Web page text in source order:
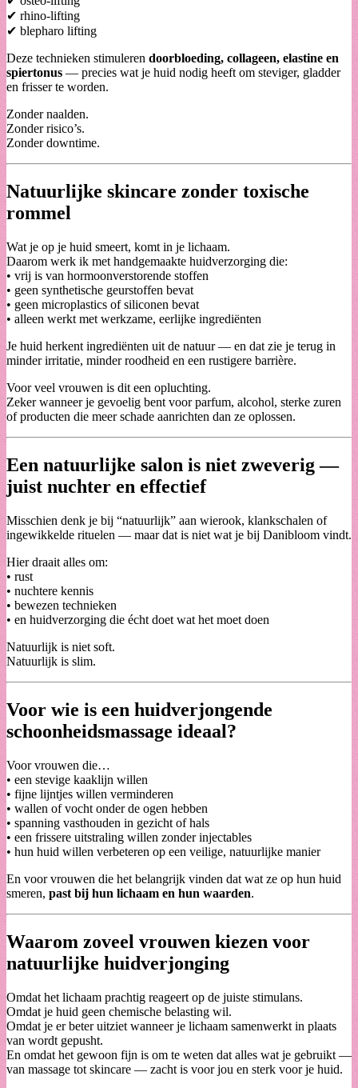
✔ rhino-lifting
✔ blepharo lifting
Deze technieken stimuleren doorbloeding, collageen, elastine en
spiertonus — precies wat je huid nodig heeft om steviger, gladder
en frisser te worden.
Zonder naalden.
Zonder risico’s.
Zonder downtime.
Natuurlijke skincare zonder toxische
rommel
Wat je op je huid smeert, komt in je lichaam.
Daarom werk ik met handgemaakte huidverzorging die:
• vrij is van hormoonverstorende stoffen
• geen synthetische geurstoffen bevat
• geen microplastics of siliconen bevat
• alleen werkt met werkzame, eerlijke ingrediënten
Je huid herkent ingrediënten uit de natuur — en dat zie je terug in
minder irritatie, minder roodheid en een rustigere barrière.
Voor veel vrouwen is dit een opluchting.
Zeker wanneer je gevoelig bent voor parfum, alcohol, sterke zuren
of producten die meer schade aanrichten dan ze oplossen.
Een natuurlijke salon is niet zweverig —
juist nuchter en effectief
Misschien denk je bij “natuurlijk” aan wierook, klankschalen of
ingewikkelde rituelen — maar dat is niet wat je bij Danibloom vindt.
Hier draait alles om:
• rust
• nuchtere kennis
• bewezen technieken
• en huidverzorging die écht doet wat het moet doen
Natuurlijk is niet soft.
Natuurlijk is slim.
Voor wie is een huidverjongende
schoonheidsmassage ideaal?
Voor vrouwen die…
• een stevige kaaklijn willen
• fijne lijntjes willen verminderen
• wallen of vocht onder de ogen hebben
• spanning vasthouden in gezicht of hals
• een frissere uitstraling willen zonder injectables
• hun huid willen verbeteren op een veilige, natuurlijke manier
En voor vrouwen die het belangrijk vinden dat wat ze op hun huid
smeren, past bij hun lichaam en hun waarden.
Waarom zoveel vrouwen kiezen voor
natuurlijke huidverjonging
Omdat het lichaam prachtig reageert op de juiste stimulans.
Omdat je huid geen chemische belasting wil.
Omdat je er beter uitziet wanneer je lichaam samenwerkt in plaats
van wordt gepusht.
En omdat het gewoon fijn is om te weten dat alles wat je gebruikt —
van massage tot skincare — zacht is voor jou en sterk voor je huid.